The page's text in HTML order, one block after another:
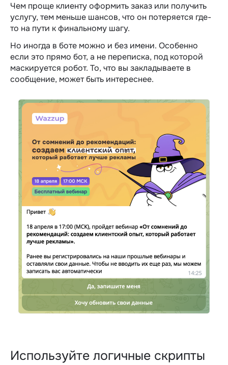
Чем проще клиенту оформить заказ или получить
услугу, тем меньше шансов, что он потеряется где-
то на пути к финальному шагу.
Но иногда в боте можно и без имени. Особенно
если это прямо бот, а не переписка, под которой
маскируется робот. То, что вы закладываете в
сообщение, может быть интереснее.
Используйте логичные скрипты